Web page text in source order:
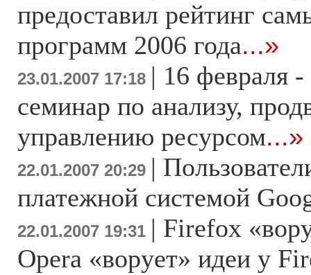
предоставил рейтинг
программ 2006 года...»
23.01.2007 17:18 | 16 февраля
семинар по анализу,
управлению ресурсом...»
22.01.2007 20:29 |
платежной системой
22.01.2007 19:31 | Firefox
Opera «ворует» идеи у